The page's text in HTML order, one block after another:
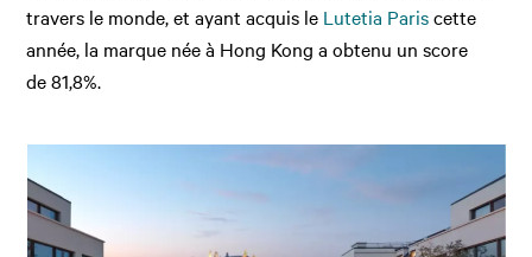
travers le monde, et ayant acquis le Lutetia Pariscette
année, la marque née à Hong Kong a obtenu un score
de 81,8%.